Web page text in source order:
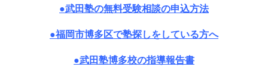
●武田塾の無料受験相談の申込方法
●福岡市博多区で塾探しをしている方へ
●武田塾博多校の指導報告書